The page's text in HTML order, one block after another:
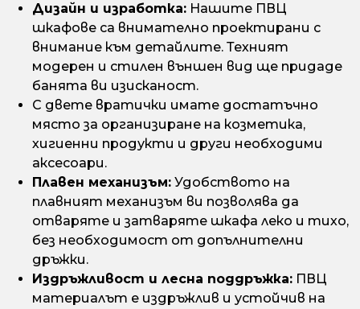
Дизайн и изработка: Нашите ПВЦ
шкафове са внимателно проектирани с
внимание към детайлите. Техният
модерен и стилен външен вид ще придаде
банята ви изисканост.
С двете вратички имате достатъчно
място за организиране на козметика,
хигиенни продукти и други необходими
аксесоари.
Плавен механизъм: Удобството на
плавният механизъм ви позволява да
отваряте и затваряте шкафа леко и тихо,
без необходимост от допълнителни
дръжки.
Издръжливост и лесна поддръжка: ПВЦ
материалът е издръжлив и устойчив на